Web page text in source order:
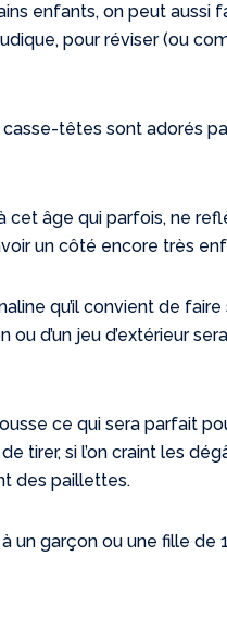
enfants, on peut aussi
pour réviser (ou
têtes sont adorés
âge qui parfois, ne
un côté encore très
qu’il convient de
ou d’un jeu d’extérieur
ce qui sera parfait
tirer, si l’on craint les
des paillettes.
un garçon ou une fille de